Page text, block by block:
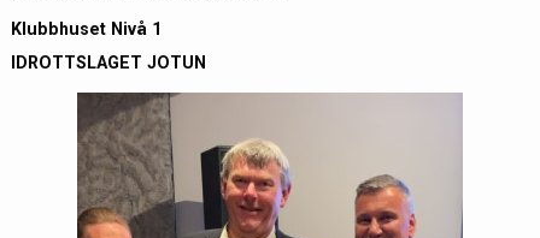
Klubbhuset Nivå 1
IDROTTSLAGET JOTUN